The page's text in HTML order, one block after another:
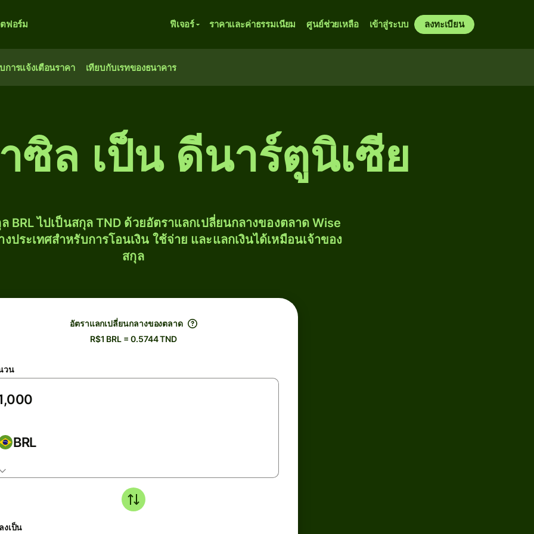
ฟอร์ม ฟีเจอร์ ราคาและค่าธรรมเนียม ศูนย์ช่วยเหลือ เข้าสู่ระบบ ลงทะเบียน
การแจ้งเตือนราคา เทียบกับเรทของธนาคาร
ซิล เป็น ดีนาร์ตูนิเซีย
BRL ไปเป็นสกุล TND ด้วยอัตราแลกเปลี่ยนกลางของตลาด Wise
ประเทศสำหรับการโอนเงิน ใช้จ่าย และแลกเงินได้เหมือนเจ้าของ
สกุล
อัตราแลกเปลี่ยนกลางของตลาด
R$1 BRL = 0.5744 TND
วน
BRL
งเป็น